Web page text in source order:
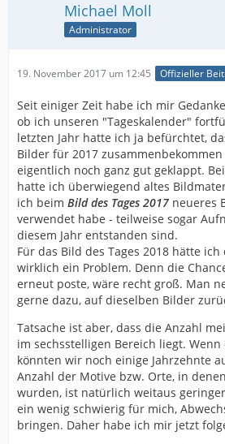
Michael Moll
Administrator
19. November 2017 um 12:45 Offizieller
Seit einiger Zeit habe ich mir
ob ich unseren "Tageskalender"
letzten Jahr hatte ich ja befürchtet,
Bilder für 2017
eigentlich noch ganz gut geklappt.
hatte ich überwiegend altes
ich beim Bild des Tages 2017 neueres
verwendet habe - teilweise sogar
diesem Jahr entstanden sind.
Für das Bild des Tages 2018 hätte
wirklich ein Problem. Denn die
erneut poste, wäre recht groß. Man
gerne dazu, auf dieselben Bilder
Tatsache ist aber, dass die Anzahl
im sechsstelligen Bereich liegt. Wenn
könnten wir noch einige Jahrzehnte
Anzahl der Motive bzw. Orte, in
wurden, ist natürlich weitaus
ein wenig schwierig für mich,
bringen. Daher habe ich mir jetzt